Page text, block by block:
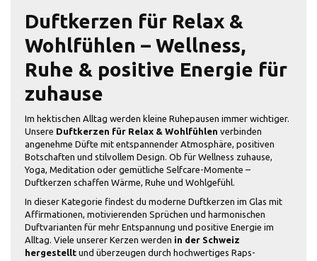
Duftkerzen für Relax &
Wohlfühlen – Wellness,
Ruhe & positive Energie für
zuhause
Im hektischen Alltag werden kleine Ruhepausen immer wichtiger.
Unsere Duftkerzen für Relax & Wohlfühlen verbinden
angenehme Düfte mit entspannender Atmosphäre, positiven
Botschaften und stilvollem Design. Ob für Wellness zuhause,
Yoga, Meditation oder gemütliche Selfcare-Momente –
Duftkerzen schaffen Wärme, Ruhe und Wohlgefühl.
In dieser Kategorie findest du moderne Duftkerzen im Glas mit
Affirmationen, motivierenden Sprüchen und harmonischen
Duftvarianten für mehr Entspannung und positive Energie im
Alltag. Viele unserer Kerzen werden in der Schweiz
hergestellt und überzeugen durch hochwertiges Raps-